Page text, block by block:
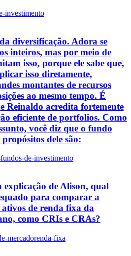
investimento
diversificação. Adora se
inteiros, mas por meio de
isso, porque ele sabe que,
isso diretamente,
montantes de recursos
ao mesmo tempo. É
Reinaldo acredita fortemente
eficiente de portfolios. Como
você diz que o fundo
dele são:
fundos-de-investimento
explicação de Alison, qual
para comparar a
de renda fixa da
como CRIs e CRAs?
mercadorenda-fixa